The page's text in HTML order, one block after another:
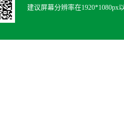
建议屏幕分辨率在1920*1080px